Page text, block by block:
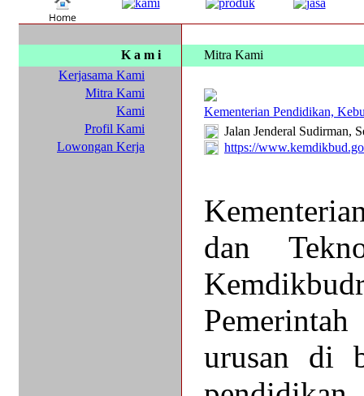
K a m i
Kerjasama Kami
Mitra Kami
Kami
Profil Kami
Lowongan Kerja
Mitra Kami
Kementerian Pendidikan,
Jalan Jenderal Sudirman,
https://
dan
urusan di